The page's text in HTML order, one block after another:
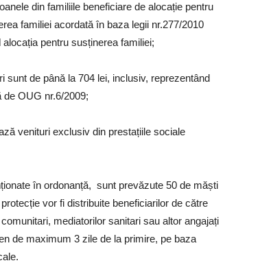
din familiile beneficiare de alocație pentru
familiei acordată în baza legii nr.277/2010
alocația pentru susținerea familiei;
sunt de până la 704 lei, inclusiv, reprezentând
OUG nr.6/2009;
venituri exclusiv din prestațiile sociale
în ordonanță, sunt prevăzute 50 de măști
vor fi distribuite beneficiarilor de către
mediatorilor sanitari sau altor angajați
de maximum 3 zile de la primire, pe baza